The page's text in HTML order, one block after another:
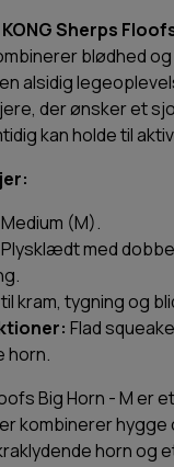
Sherps
blødhed
alsidig
der ønsker et
kan holde til
Medium (M).
Plysklædt med
kram, tygning og
Flad
horn.
Big Horn - M er
kombinerer hygge
horn og